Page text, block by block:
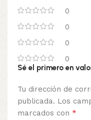
0
0
0
0
Sé el primero en
Tu dirección de
publicada. Los
marcados con *